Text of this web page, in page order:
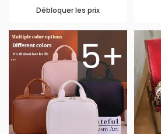
Débloquer les prix
5+